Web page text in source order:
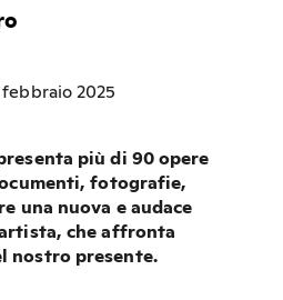
2025
più di 90 opere
fotografie,
una nuova e audace
che affronta
nostro presente.